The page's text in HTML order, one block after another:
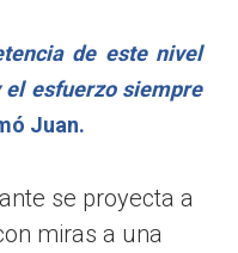
de este nivel
esfuerzo siempre
Juan.
se proyecta a
miras a una